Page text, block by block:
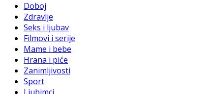
Doboj
Zdravlje
Seks i ljubav
Filmovi i serije
Mame i bebe
Hrana i piće
Zanimljivosti
Sport